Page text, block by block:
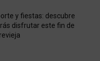
y fiestas: descubre
disfrutar este fin de